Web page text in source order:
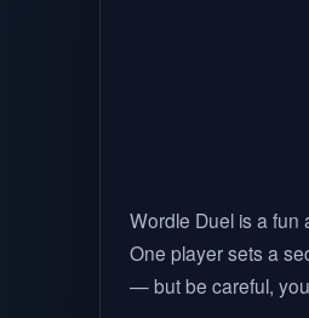
Wordle Duel is a fun
One player sets a
— but be careful,